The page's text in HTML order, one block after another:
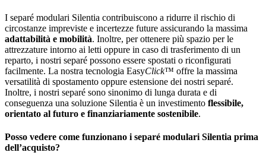
I separé modulari Silentia contribuiscono a ridurre il rischio di
circostanze impreviste e incertezze future assicurando la massima
adattabilità e mobilità. Inoltre, per ottenere più spazio per le
attrezzature intorno ai letti oppure in caso di trasferimento di un
reparto, i nostri separé possono essere spostati o riconfigurati
facilmente. La nostra tecnologia EasyClick™ offre la massima
versatilità di spostamento oppure estensione dei nostri separé.
Inoltre, i nostri separé sono sinonimo di lunga durata e di
conseguenza una soluzione Silentia è un investimento flessibile,
orientato al futuro e finanziariamente sostenibile.
Posso vedere come funzionano i separé modulari Silentia prima
dell’acquisto?